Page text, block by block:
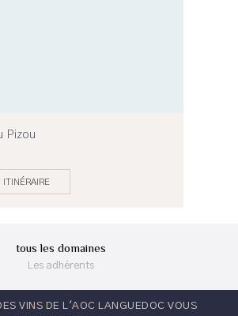
Pizou
ITINÉRAIRE
tous les domaines
Les adhérents
VINS DE L'AOC LANGUEDOC VOUS